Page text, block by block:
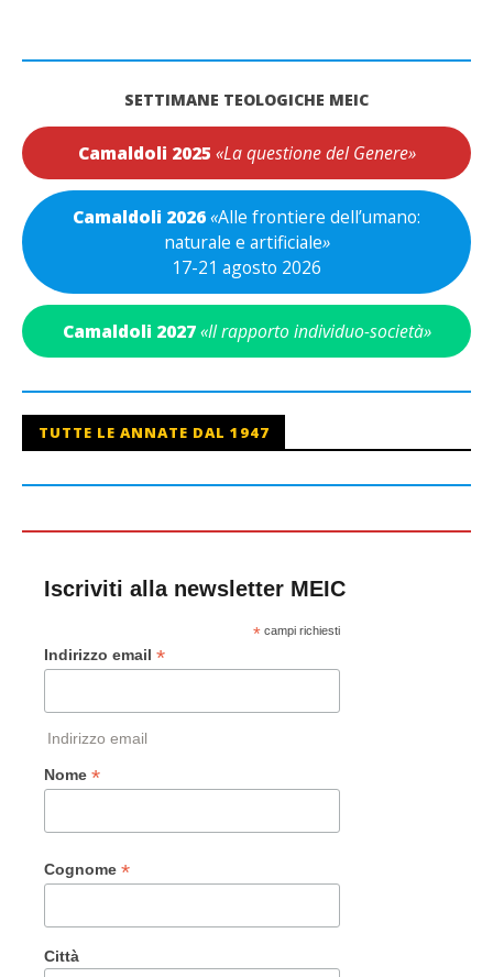
SETTIMANE TEOLOGICHE MEIC
Camaldoli 2025 «La questione del Genere»
Camaldoli 2026«Alle frontiere dell’umano:
naturale e artificiale»
17-21 agosto 2026
Camaldoli 2027 «Il rapporto individuo-società»
TUTTE LE ANNATE DAL 1947
Iscriviti alla newsletter MEIC
*campi richiesti
Indirizzo email *
Indirizzo email
Nome *
Cognome *
Città